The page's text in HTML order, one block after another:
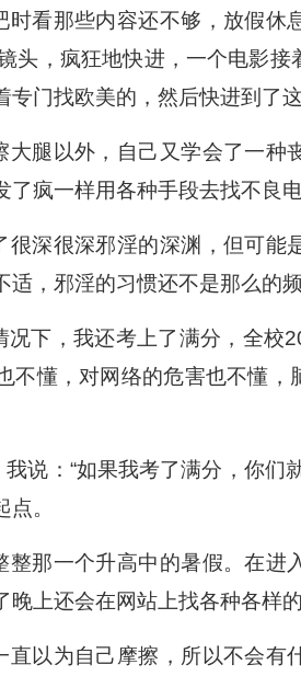
时看那些内容还不够，放假休
头，疯狂地快进，一个电影
门找欧美的，然后快进到了
大腿以外，自己又学会了一种
疯一样用各种手段去找不良
很深很深邪淫的深渊，但可能
，邪淫的习惯还不是那么的频
况下，我还考上了满分，全校
不懂，对网络的危害也不懂
说：“如果我考了满分，你们
。
整那一个升高中的暑假。在进
上还会在网站上找各种各样的
直以为自己摩擦，所以不会有